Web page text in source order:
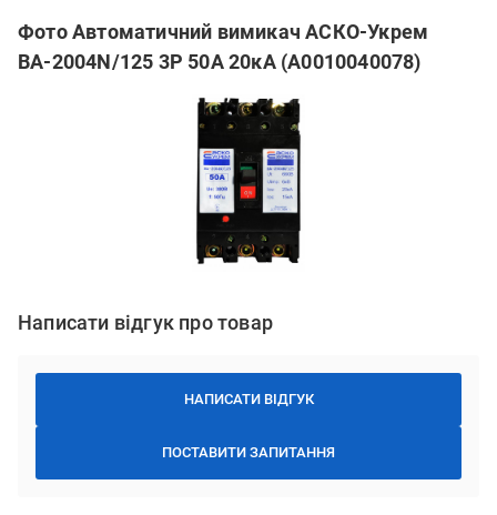
Фото Автоматичний вимикач АСКО-Укрем
ВА-2004N/125 3Р 50А 20кА (A0010040078)
Написати відгук про товар
НАПИСАТИ ВІДГУК
ПОСТАВИТИ ЗАПИТАННЯ